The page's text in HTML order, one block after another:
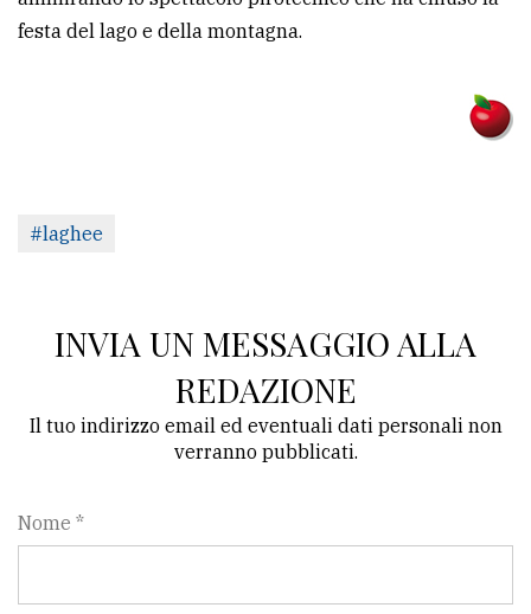
festa del lago e della montagna.
#laghee
INVIA UN MESSAGGIO ALLA
REDAZIONE
Il tuo indirizzo email ed eventuali dati personali non
verranno pubblicati.
Nome *